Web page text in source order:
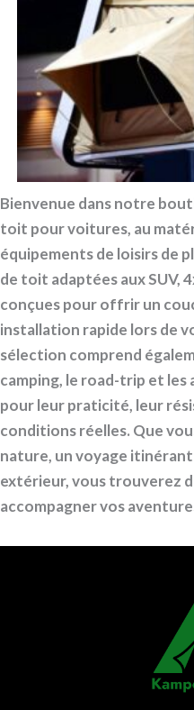
Bienvenue dans notre
toit pour voitures, au
équipements de loisirs de
de toit adaptées aux SUV,
conçues pour offrir un
installation rapide lors de
sélection comprend
camping, le road-trip et
pour leur praticité, leur
conditions réelles. Que
nature, un voyage
extérieur, vous trouverez
accompagner vos